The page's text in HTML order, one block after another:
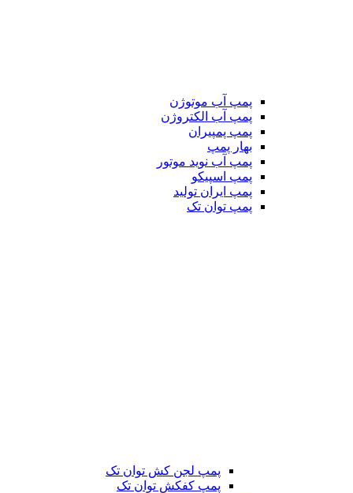
پمپ آب موتوژن
پمپ آب الکتروژن
پمپ پمپیران
بهار پمپ
پمپ آب نوید موتور
پمپ اسپیکو
پمپ ایران تولید
پمپ توان تک
پمپ لجن کش توان تک
پمپ کفکش توان تک